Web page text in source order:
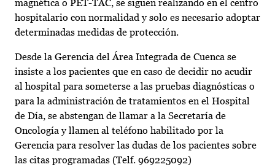
magnética o PET-TAC, se siguen realizando en el centro
hospitalario con normalidad y solo es necesario adoptar
determinadas medidas de protección.
Desde la Gerencia del Área Integrada de Cuenca se
insiste a los pacientes que en caso de decidir no acudir
al hospital para someterse a las pruebas diagnósticas o
para la administración de tratamientos en el Hospital
de Día, se abstengan de llamar a la Secretaría de
Oncología y llamen al teléfono habilitado por la
Gerencia para resolver las dudas de los pacientes sobre
las citas programadas (Telf. 969225092)